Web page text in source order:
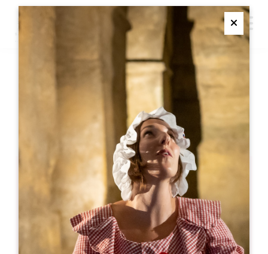
CHALLENGE SAINT
EMILION
SAINT-EMILION
Challenge Saint Emilion
Saint-Emilion
05 57 55 28 20